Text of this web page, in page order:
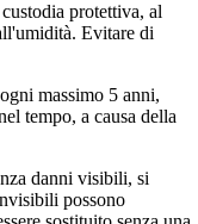
protettiva, al
Evitare di
massimo 5 anni,
tempo, a causa della
danni visibili, si
possono